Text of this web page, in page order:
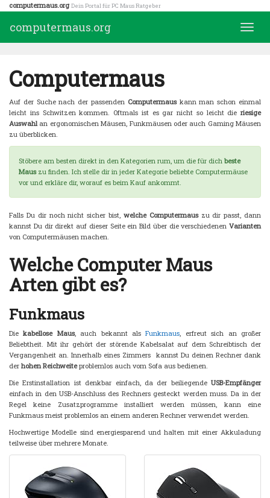
Skip
main
content
computermaus.org Dein Portal für PC Maus Ratgeber
Toggle
computermaus.org
Computermaus
Auf der Suche nach der passenden Computermauskann man schon einmal
leicht ins Schwitzen kommen. Oftmals ist es gar nicht so leicht die riesige
Auswahlan ergonomischen Mäusen, Funkmäusen oder auch Gaming Mäusen
zu überblicken.
Stöbere am besten direkt in den Kategorien rum, um die für dich beste
Mauszu finden. Ich stelle dir in jeder Kategorie beliebte Computermäuse
vor und erkläre dir, worauf es beim Kauf ankommt.
Falls Du dir noch nicht sicher bist, welche Computermauszu dir passt, dann
kannst Du dir direkt auf dieser Seite ein Bild über die verschiedenen Varianten
von Computermäusen machen.
Welche Computer Maus
Arten gibt es?
Funkmaus
Diekabellose Maus, auch bekannt alsFunkmaus, erfreut sich an großer
Beliebtheit. Mit ihr gehört der störende Kabelsalat auf dem Schreibtisch der
Vergangenheit an. Innerhalb eines Zimmers kannst Du deinen Rechner dank
der hohen Reichweiteproblemlos auch vom Sofa aus bedienen.
Die Erstinstallation ist denkbar einfach, da der beiliegende USB-Empfänger
einfach in den USB-Anschluss des Rechners gesteckt werden muss. Da in der
Regel keine Zusatzprogramme installiert werden müssen, kann eine
Funkmaus meist problemlos an einem anderen Rechner verwendet werden.
Hochwertige Modelle sind energiesparend und halten mit einer Akkuladung
teilweise über mehrere Monate.